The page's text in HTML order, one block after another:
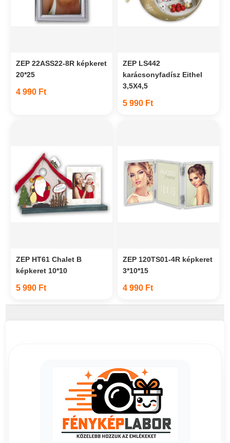
ZEP 22ASS22-8R képkeret
20*25
4 990 Ft
ZEP LS442
karácsonyfadísz Eithel
3,5X4,5
5 990 Ft
ZEP HT61 Chalet B
képkeret 10*10
5 990 Ft
ZEP 120TS01-4R képkeret
3*10*15
4 990 Ft